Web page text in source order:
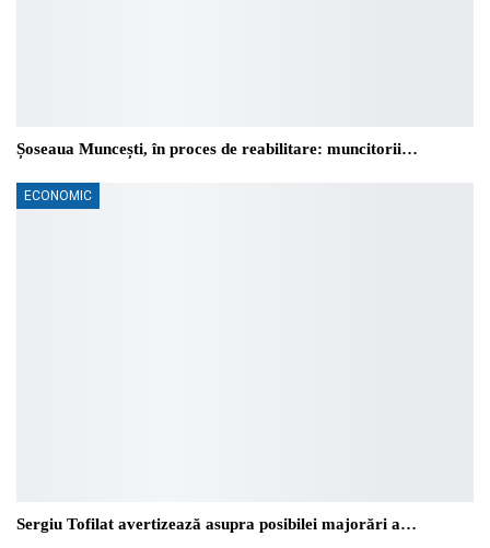
Șoseaua Muncești, în proces de reabilitare: muncitorii…
ECONOMIC
Sergiu Tofilat avertizează asupra posibilei majorări a…